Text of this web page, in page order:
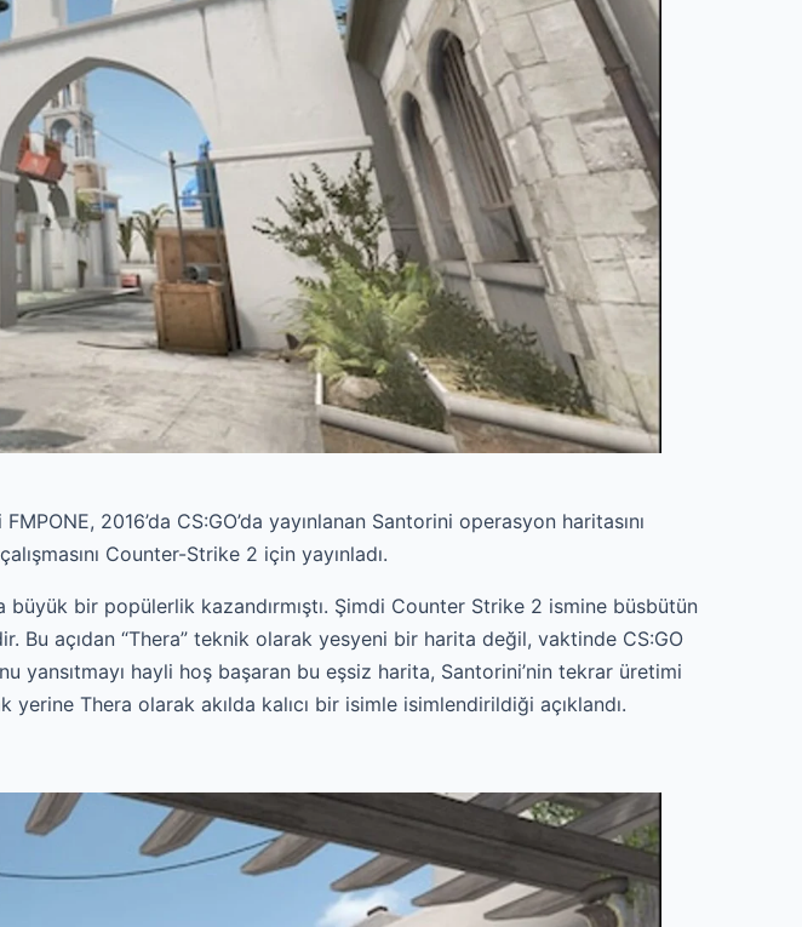
2016’da CS:GO’da yayınlanan Santorini operasyon haritasını
Counter-Strike 2 için yayınladı.
büyük bir popülerlik kazandırmıştı. Şimdi Counter Strike 2 ismine büsbütün
Bu açıdan “Thera” teknik olarak yesyeni bir harita değil, vaktinde CS:GO
yansıtmayı hayli hoş başaran bu eşsiz harita, Santorini’nin tekrar üretimi
yerine Thera olarak akılda kalıcı bir isimle isimlendirildiği açıklandı.